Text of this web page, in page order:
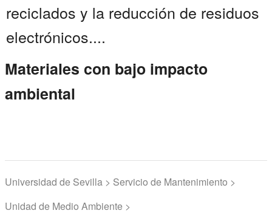
reciclados y la reducción de residuos
electrónicos....
Materiales con bajo impacto
ambiental
Universidad de Sevilla > Servicio de Mantenimiento >
Unidad de Medio Ambiente >